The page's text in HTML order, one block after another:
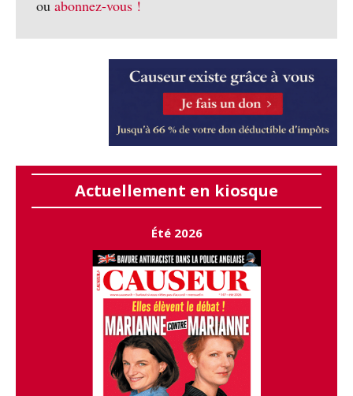
ou abonnez-vous !
Actuellement en kiosque
Été 2026